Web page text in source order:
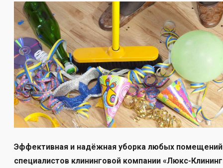
Эффективная и надёжная уборка любых
специалистов клининговой компании «Люкс-